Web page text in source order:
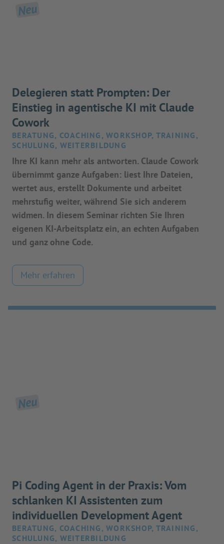
Neu
Delegieren statt Prompten: Der
Einstieg in agentische KI mit Claude
Cowork
BERATUNG, COACHING, WORKSHOP, TRAINING,
SCHULUNG, WEITERBILDUNG
Ihre KI kann mehr als antworten. Claude Cowork
übernimmt ganze Aufgaben: liest Ihre Dateien,
wertet aus, erstellt Dokumente und arbeitet
mehrstufig weiter, während Sie sich anderem
widmen. In diesem Seminar richten Sie Ihren
eigenen KI-Arbeitsplatz ein, an echten Aufgaben
und ganz ohne Code.
Mehr erfahren
Neu
Pi Coding Agent in der Praxis: Vom
schlanken KI Assistenten zum
individuellen Development Agent
BERATUNG, COACHING, WORKSHOP, TRAINING,
SCHULUNG, WEITERBILDUNG